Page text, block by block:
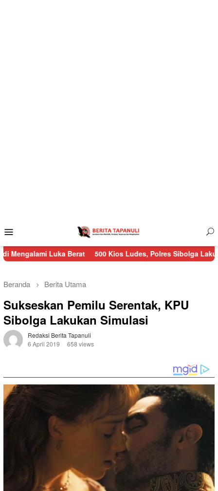
Mobile
Luka Berat 500 Kios Ludes, Polres Sibolga Lakukan
Beranda Berita Utama
Sukseskan Pemilu Serentak, KPU
Sibolga Lakukan Simulasi
Redaksi Berita Tapanuli
6 April 2019
658 views